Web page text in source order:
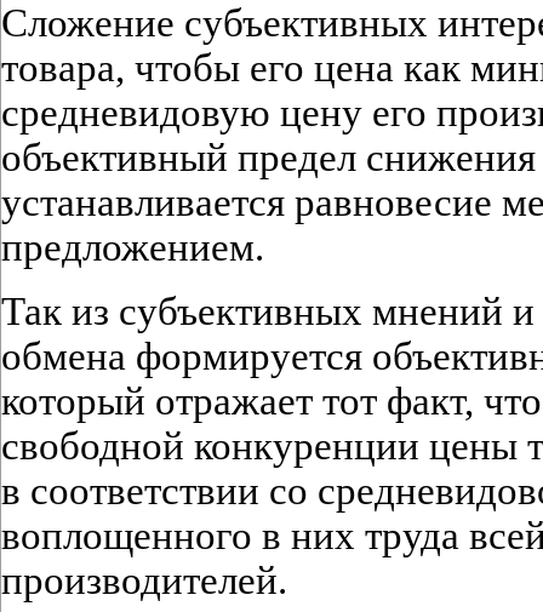
Сложение субъективных
товара, чтобы его цена как
средневидовую цену его
объективный предел снижения
устанавливается равновесие
предложением.
Так из субъективных мнений
обмена формируется
который отражает тот факт,
свободной конкуренции цены
в соответствии со
воплощенного в них труда
производителей.